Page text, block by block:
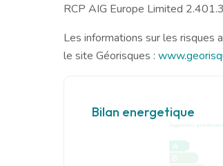
RCP AIG Europe Limited
Les informations sur les risques
le site Géorisques :
Bilan energetique